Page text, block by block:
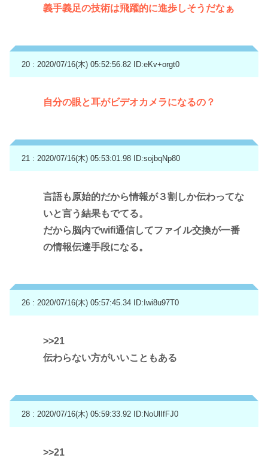
義手義足の技術は飛躍的に進歩しそうだなぁ
20 : 2020/07/16(木) 05:52:56.82 ID:eKv+orgt0
自分の眼と耳がビデオカメラになるの？
21 : 2020/07/16(木) 05:53:01.98 ID:sojbqNp80
言語も原始的だから情報が３割しか伝わってな
いと言う結果もでてる。
だから脳内でwifi通信してファイル交換が一番
の情報伝達手段になる。
26 : 2020/07/16(木) 05:57:45.34 ID:Iwi8u97T0
>>21
伝わらない方がいいこともある
28 : 2020/07/16(木) 05:59:33.92 ID:NoUlIfFJ0
>>21